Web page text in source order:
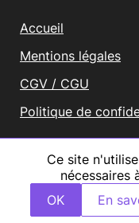
Ce site
nécessaires
OK
En
Accueil
Mentions légales
CGV / CGU
Politique de
Vous
Tous droits